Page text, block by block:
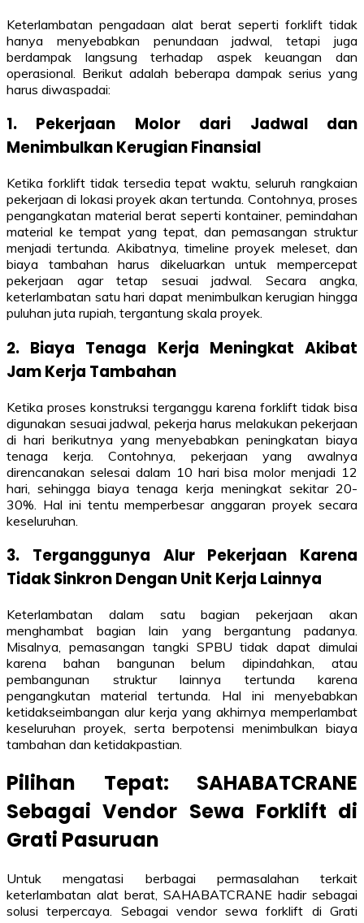
Keterlambatan pengadaan alat berat seperti forklift tidak
hanya menyebabkan penundaan jadwal, tetapi juga
berdampak langsung terhadap aspek keuangan dan
operasional. Berikut adalah beberapa dampak serius yang
harus diwaspadai:
1. Pekerjaan Molor dari Jadwal dan
Menimbulkan Kerugian Finansial
Ketika forklift tidak tersedia tepat waktu, seluruh rangkaian
pekerjaan di lokasi proyek akan tertunda. Contohnya, proses
pengangkatan material berat seperti kontainer, pemindahan
material ke tempat yang tepat, dan pemasangan struktur
menjadi tertunda. Akibatnya, timeline proyek meleset, dan
biaya tambahan harus dikeluarkan untuk mempercepat
pekerjaan agar tetap sesuai jadwal. Secara angka,
keterlambatan satu hari dapat menimbulkan kerugian hingga
puluhan juta rupiah, tergantung skala proyek.
2. Biaya Tenaga Kerja Meningkat Akibat
Jam Kerja Tambahan
Ketika proses konstruksi terganggu karena forklift tidak bisa
digunakan sesuai jadwal, pekerja harus melakukan pekerjaan
di hari berikutnya yang menyebabkan peningkatan biaya
tenaga kerja. Contohnya, pekerjaan yang awalnya
direncanakan selesai dalam 10 hari bisa molor menjadi 12
hari, sehingga biaya tenaga kerja meningkat sekitar 20-
30%. Hal ini tentu memperbesar anggaran proyek secara
keseluruhan.
3. Terganggunya Alur Pekerjaan Karena
Tidak Sinkron Dengan Unit Kerja Lainnya
Keterlambatan dalam satu bagian pekerjaan akan
menghambat bagian lain yang bergantung padanya.
Misalnya, pemasangan tangki SPBU tidak dapat dimulai
karena bahan bangunan belum dipindahkan, atau
pembangunan struktur lainnya tertunda karena
pengangkutan material tertunda. Hal ini menyebabkan
ketidakseimbangan alur kerja yang akhirnya memperlambat
keseluruhan proyek, serta berpotensi menimbulkan biaya
tambahan dan ketidakpastian.
Pilihan Tepat: SAHABATCRANE
Sebagai Vendor Sewa Forklift di
Grati Pasuruan
Untuk mengatasi berbagai permasalahan terkait
keterlambatan alat berat, SAHABATCRANE hadir sebagai
solusi terpercaya. Sebagai vendor sewa forklift di Grati